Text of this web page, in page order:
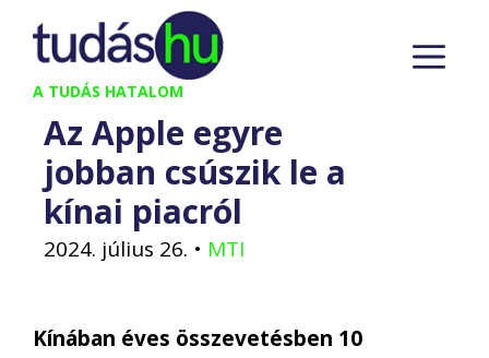
Kilépés
tartalomba
A TUDÁS HATALOM
Az Apple egyre
jobban csúszik le a
kínai piacról
2024. július 26. • MTI
Kínában éves összevetésben 10